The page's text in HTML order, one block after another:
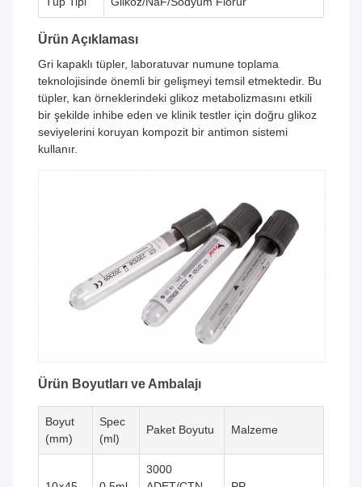
Ürün Açıklaması
Gri kapaklı tüpler, laboratuvar numune toplama
teknolojisinde önemli bir gelişmeyi temsil etmektedir. Bu
tüpler, kan örneklerindeki glikoz metabolizmasını etkili
bir şekilde inhibe eden ve klinik testler için doğru glikoz
seviyelerini koruyan kompozit bir antimon sistemi
kullanır.
Ürün Boyutları ve Ambalajı
Boyut
(mm)
Spec
(ml)
Paket Boyutu Malzeme
3000